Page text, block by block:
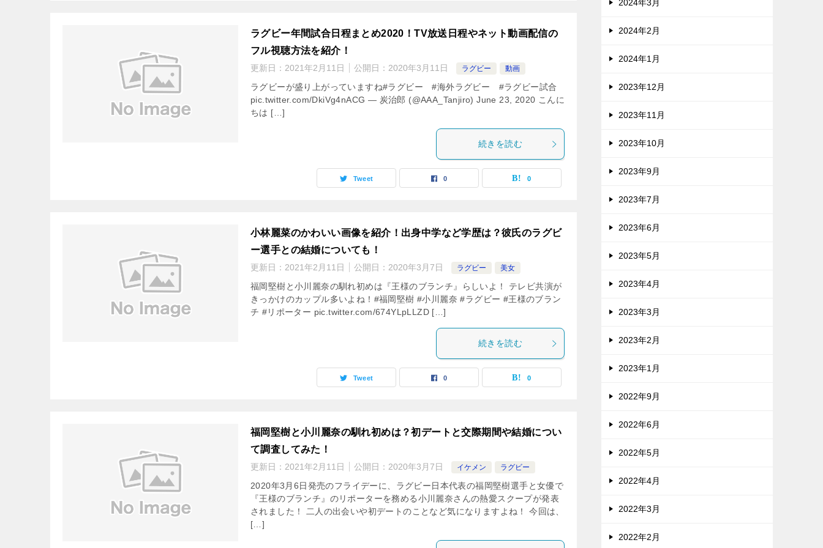
ラグビー年間試合日程まとめ2020！TV放送日程やネット動画配信の
フル視聴方法を紹介！
更新日： 2021年2月11日 公開日： 2020年3月11日 ラグビー 動画
ラグビーが盛り上がっていますね#ラグビー #海外ラグビー #ラグビー試合
pic.twitter.com/DkiVg4nACG — 炭治郎 (@AAA_Tanjiro) June 23, 2020 こんに
ちは […]
続きを読む
Tweet 0 0
小林麗菜のかわいい画像を紹介！出身中学など学歴は？彼氏のラグビ
ー選手との結婚についても！
更新日： 2021年2月11日 公開日： 2020年3月7日 ラグビー 美女
福岡堅樹と小川麗奈の馴れ初めは『王様のブランチ』らしいよ！ テレビ共演が
きっかけのカップル多いよね！#福岡堅樹 #小川麗奈 #ラグビー #王様のブラン
チ #リポーター pic.twitter.com/674YLpLLZD […]
続きを読む
Tweet 0 0
福岡堅樹と小川麗奈の馴れ初めは？初デートと交際期間や結婚につい
て調査してみた！
更新日： 2021年2月11日 公開日： 2020年3月7日 イケメン ラグビー
2020年3月6日発売のフライデーに、ラグビー日本代表の福岡堅樹選手と女優で
『王様のブランチ』のリポーターを務める小川麗奈さんの熱愛スクープが発表
されました！ 二人の出会いや初デートのことなど気になりますよね！ 今回は、
[…]
2024年3月
2024年2月
2024年1月
2023年12月
2023年11月
2023年10月
2023年9月
2023年7月
2023年6月
2023年5月
2023年4月
2023年3月
2023年2月
2023年1月
2022年9月
2022年6月
2022年5月
2022年4月
2022年3月
2022年2月